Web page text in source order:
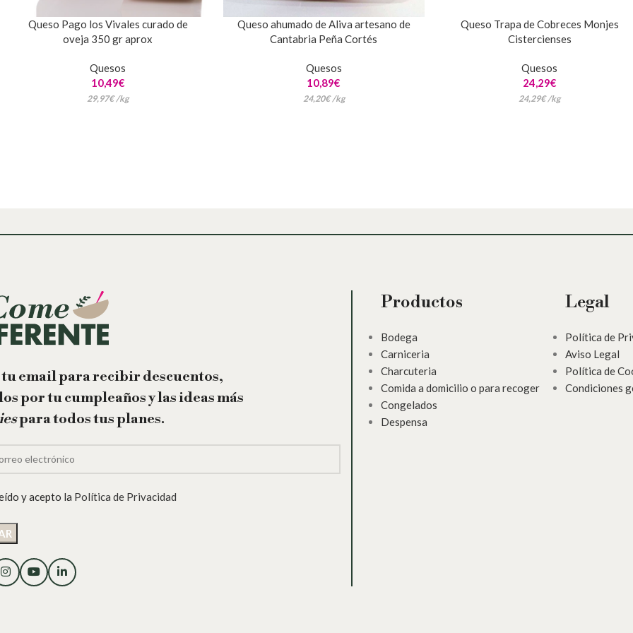
Queso Pago los Vivales curado de
oveja 350 gr aprox
Quesos
10,49€
29,97€ /kg
Queso ahumado de Aliva artesano de
Cantabria Peña Cortés
Quesos
10,89€
24,20€ /kg
Queso Trapa de Cobreces Monjes
Cistercienses
Quesos
24,29€
24,29€ /kg
email para recibir descuentos,
por tu cumpleaños y las ideas más
para todos tus planes.
y acepto la Política de Privacidad
Productos
Bodega
Carniceria
Charcuteria
Comida a domicilio o para recoger
Congelados
Despensa
Legal
Política de
Aviso Legal
Política de
Condiciones